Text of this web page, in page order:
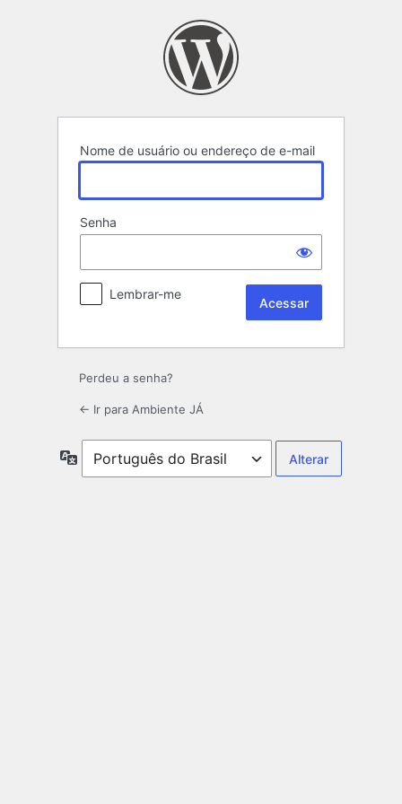
Nome de usuário ou endereço de e-mail
Senha
Lembrar-me
Perdeu a senha?
← Ir para Ambiente JÁ
Idioma